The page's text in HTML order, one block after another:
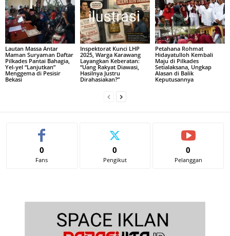
Lautan Massa Antar
Maman Suryaman Daftar
Pilkades Pantai Bahagia,
Yel-yel “Lanjutkan”
Menggema di Pesisir
Bekasi
Inspektorat Kunci LHP
2025, Warga Karawang
Layangkan Keberatan:
“Uang Rakyat Diawasi,
Hasilnya Justru
Dirahasiakan?”
Petahana Rohmat
Hidayatulloh Kembali
Maju di Pilkades
Setialaksana, Ungkap
Alasan di Balik
Keputusannya
0
Fans
0
Pengikut
0
Pelanggan